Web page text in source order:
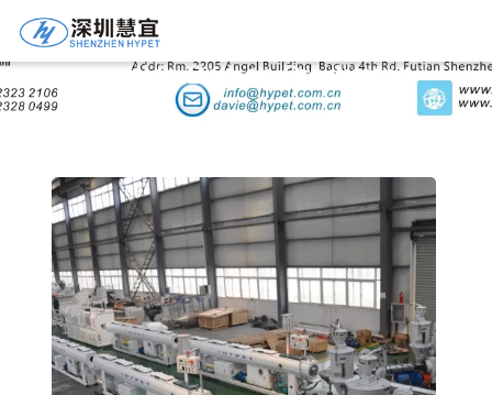
Detalles De Los Productos